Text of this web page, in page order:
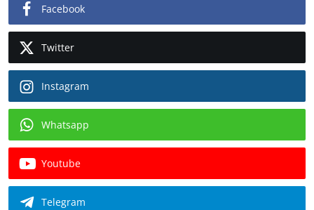
Facebook
Twitter
Instagram
Whatsapp
Youtube
Telegram